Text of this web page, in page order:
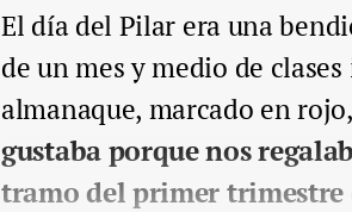
El día del Pilar era una
de un mes y medio de
almanaque, marcado en rojo,
gustaba porque nos
tramo del primer trimestre